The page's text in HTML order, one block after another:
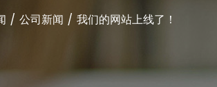
/ 公司新闻 / 我们的网站上线了！